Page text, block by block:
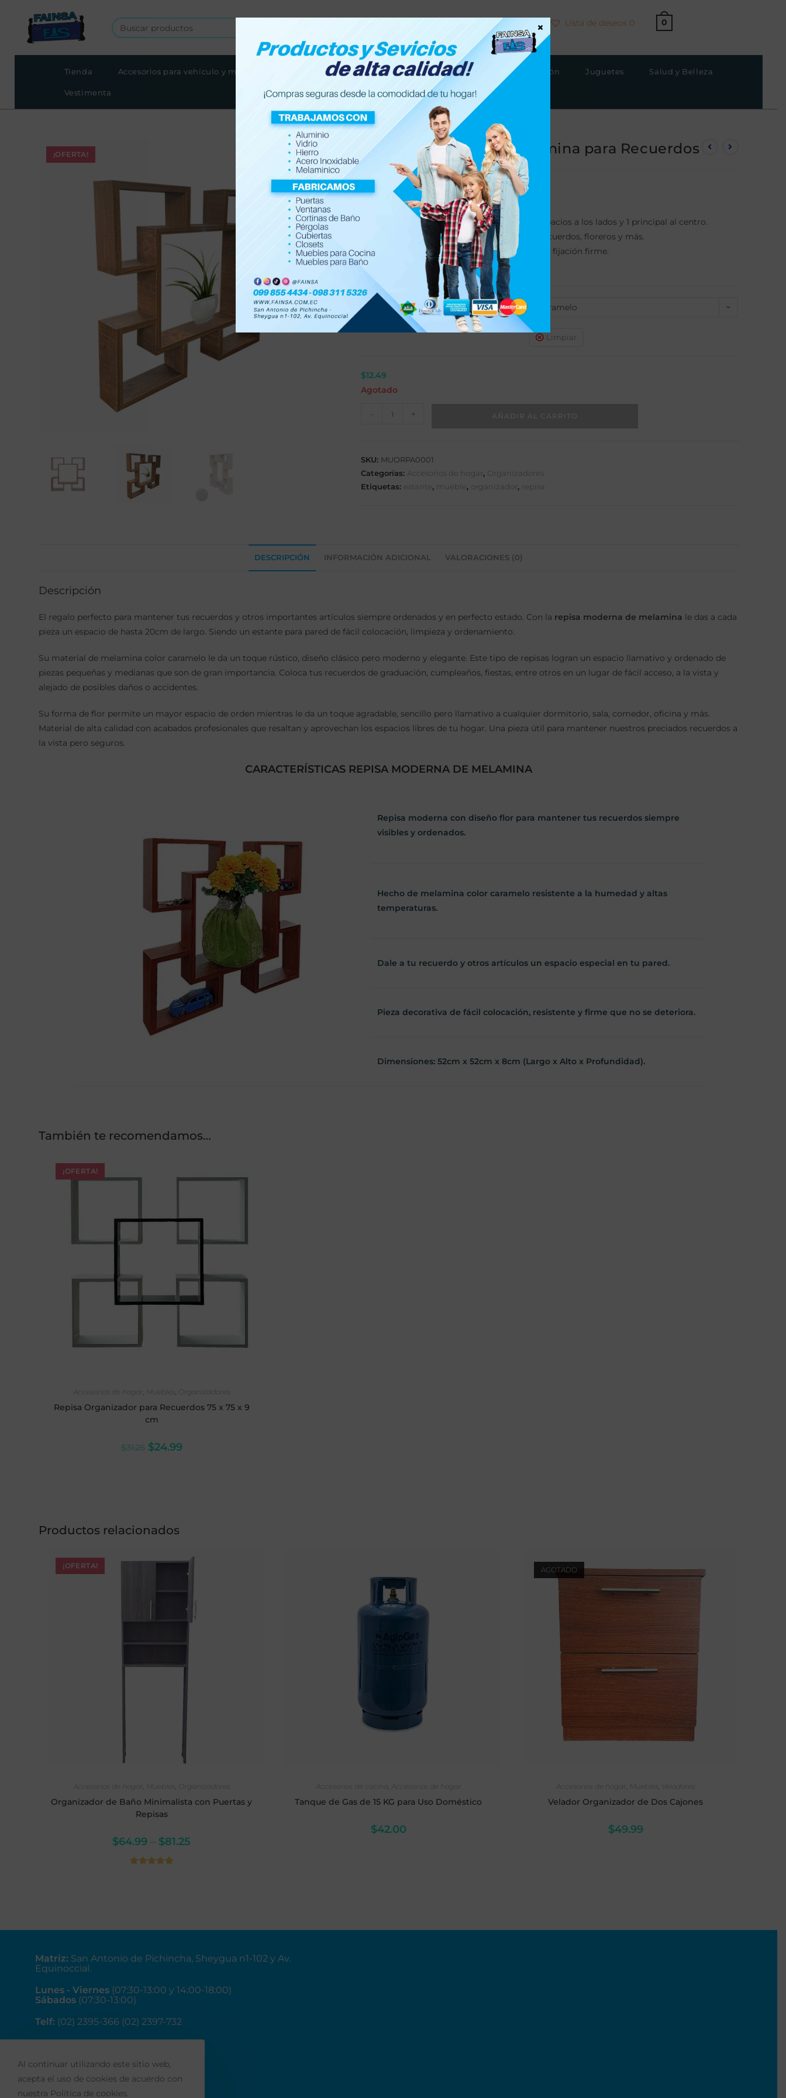
Lista de deseos 0 0
Tienda Accesorios para vehículo y moto Accesorios de hogar Electrónica Ferretería y Construcción Juguetes Salud y Belleza
Vestimenta
¡OFERTA! Repisa Moderna de Melamina para Recuerdos
$9.99 – $12.49
Repisa con diseño tipo flor que ofrece 4 espacios a los lados y 1 principal al centro.
Ordena todos tus artículos importantes, recuerdos, floreros y más.
Fácil colocación sobre la pared, resistente y fijación firme.
Recuerdos y floreros a la vista y seguros.
COLOR DE MELAMINA Caramelo
Limpiar
$12.49
Agotado
- +
SKU: MUORPA0001
Categorías: Accesorios de hogar ,
Organizadores
Etiquetas: estante , mueble , organizador , repisa
DESCRIPCIÓN INFORMACIÓN ADICIONAL VALORACIONES (0)
Descripción
El regalo perfecto para mantener tus recuerdos y otros importantes artículos siempre ordenados y en perfecto estado. Con la repisa moderna de melamina le das a cada
pieza un espacio de hasta 20cm de largo. Siendo un estante para pared de fácil colocación, limpieza y ordenamiento.
Su material de melamina color caramelo le da un toque rústico, diseño clásico pero moderno y elegante. Este tipo de repisas logran un espacio llamativo y ordenado de
piezas pequeñas y medianas que son de gran importancia. Coloca tus recuerdos de graduación, cumpleaños, fiestas, entre otros en un lugar de fácil acceso, a la vista y
alejado de posibles daños o accidentes.
Su forma de flor permite un mayor espacio de orden mientras le da un toque agradable, sencillo pero llamativo a cualquier dormitorio, sala, comedor, oficina y más.
Material de alta calidad con acabados profesionales que resaltan y aprovechan los espacios libres de tu hogar. Una pieza útil para mantener nuestros preciados recuerdos a
la vista pero seguros.
CARACTERÍSTICAS REPISA MODERNA DE MELAMINA
Repisa moderna con diseño flor para mantener tus recuerdos siempre
visibles y ordenados.
Hecho de melamina color caramelo resistente a la humedad y altas
temperaturas.
Dale a tu recuerdo y otros artículos un espacio especial en tu pared.
Pieza decorativa de fácil colocación, resistente y firme que no se deteriora.
Dimensiones: 52cm x 52cm x 8cm (Largo x Alto x Profundidad).
También te recomendamos…
¡OFERTA!
Accesorios de hogar
Muebles Organizadores
Repisa Organizador para Recuerdos 75 x 75 x 9
cm
$31.25 $24.99
Productos relacionados
¡OFERTA!
Accesorios de hogar , Muebles , Organizadores
Organizador de Baño Minimalista con Puertas y
Repisas
$64.99 – $81.25
Accesorios de cocina, Accesorios de hogar
Tanque de Gas de 15 KG para Uso Doméstico
$42.00
AGOTADO
Accesorios de hogar , Muebles , Veladores
Velador Organizador de Dos Cajones
$49.99
Matriz: San Antonio de Pichincha, Sheygua n1-102 y Av.
Equinoccial.
Lunes - Viernes (07:30-13:00 y 14:00-18:00)
Sábados (07:30-13:00)
Telf: (02) 2395-366 (02) 2397-732
×
Al continuar utilizando este sitio web,
acepta el uso de cookies de acuerdo con
nuestra Política de cookies.